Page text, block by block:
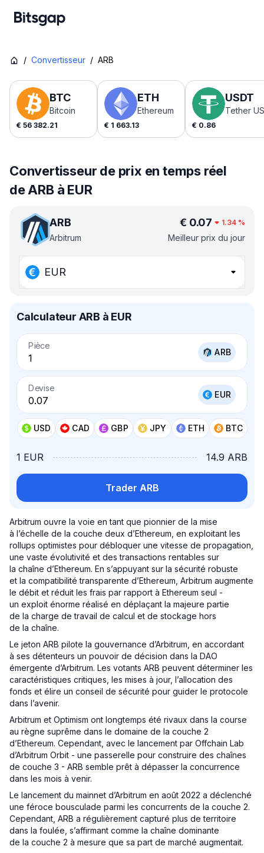
/ Convertisseur / ARB
BTC
Bitcoin
€ 56 382.21
ETH
Ethereum
€ 1 663.13
USDT
Tether
€ 0.86
Convertisseur de prix en temps réel
de ARB à EUR
ARB
Arbitrum
€ 0.07 1.34 %
Meilleur prix du jour
EUR
Calculateur ARB à EUR
Pièce
ARB
Devise
EUR
USD CAD GBP JPY ETH BTC
1 EUR 14.9 ARB
Trader ARB
Arbitrum ouvre la voie en tant que pionnier de la mise
à l’échelle de la couche deux d’Ethereum, en exploitant les
rollups optimistes pour débloquer une vitesse de propagation,
une vaste évolutivité et des transactions rentables sur
la chaîne d’Ethereum. En s’appuyant sur la sécurité robuste
et la compatibilité transparente d’Ethereum, Arbitrum augmente
le débit et réduit les frais par rapport à Ethereum seul -
un exploit énorme réalisé en déplaçant la majeure partie
de la charge de travail de calcul et de stockage hors
de la chaîne.
Le jeton ARB pilote la gouvernance d’Arbitrum, en accordant
à ses détenteurs un pouvoir de décision dans la DAO
émergente d’Arbitrum. Les votants ARB peuvent déterminer les
caractéristiques critiques, les mises à jour, l’allocation des
fonds et élire un conseil de sécurité pour guider le protocole
dans l’avenir.
Arbitrum et Optimism ont longtemps été rivaux dans la course
au règne suprême dans le domaine de la couche 2
d’Ethereum. Cependant, avec le lancement par Offchain Lab
d’Arbitrum Orbit - une passerelle pour construire des chaînes
de couche 3 - ARB semble prêt à dépasser la concurrence
dans les mois à venir.
Le lancement du mainnet d’Arbitrum en août 2022 a déclenché
une féroce bousculade parmi les concurrents de la couche 2.
Cependant, ARB a régulièrement capturé plus de territoire
dans la foulée, s’affirmant comme la chaîne dominante
de la couche 2 à mesure que sa part de marché augmentait.